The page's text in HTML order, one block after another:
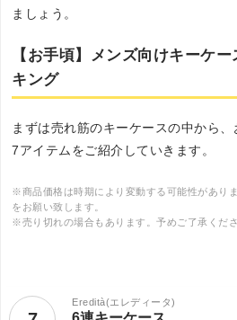
ましょう。
【お手頃】メンズ向けキーケ
キング
まずは売れ筋のキーケースの中から
7アイテムをご紹介していきます。
※商品価格は時期により変動する可能性があり
をお願い致します。
※売り切れの場合もあります。予めご了承くださ
Eredità(エレディータ)